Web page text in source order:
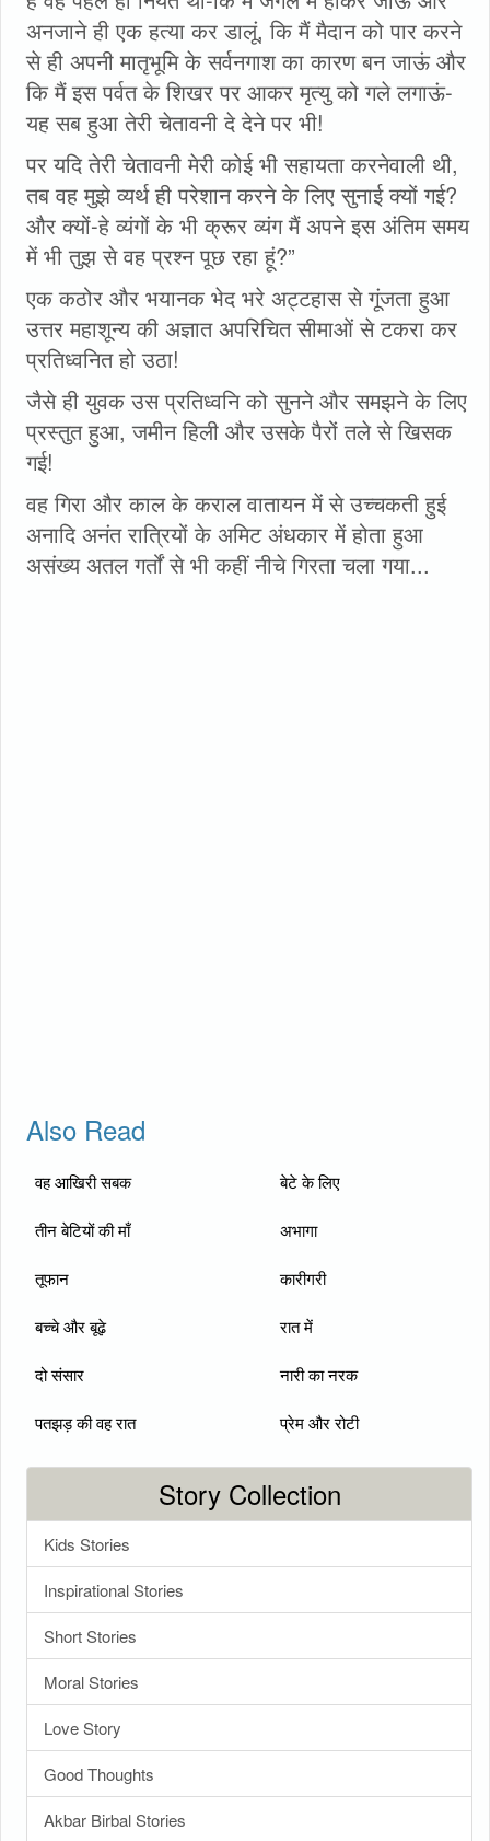
अनजाने ही एक हत्या कर डालूं, कि मैं मैदान को पार करने
से ही अपनी मातृभूमि के सर्वनगाश का कारण बन जाऊं और
कि मैं इस पर्वत के शिखर पर आकर मृत्यु को गले लगाऊं-
यह सब हुआ तेरी चेतावनी दे देने पर भी!
पर यदि तेरी चेतावनी मेरी कोई भी सहायता करनेवाली थी,
तब वह मुझे व्यर्थ ही परेशान करने के लिए सुनाई क्यों गई?
और क्‍यों-हे व्यंगों के भी क्रूर व्यंग मैं अपने इस अंतिम समय
में भी तुझ से वह प्रश्न पूछ रहा हूं?”
एक कठोर और भयानक भेद भरे अट्टहास से गूंजता हुआ
उत्तर महाशून्य की अज्ञात अपरिचित सीमाओं से टकरा कर
प्रतिध्वनित हो उठा!
जैसे ही युवक उस प्रतिध्वनि को सुनने और समझने के लिए
प्रस्तुत हुआ, जमीन हिली और उसके पैरों तले से खिसक
गई!
वह गिरा और काल के कराल वातायन में से उच्चकती हुई
अनादि अनंत रात्रियों के अमिट अंधकार में होता हुआ
असंख्य अतल गर्तों से भी कहीं नीचे गिरता चला गया...
Also Read
वह आखिरी सबक बेटे के लिए
तीन बेटियों की माँ अभागा
तूफान कारीगरी
बच्चे और बूढ़े रात में
दो संसार नारी का नरक
पतझड़ की वह रात प्रेम और रोटी
Story Collection
Kids Stories
Inspirational Stories
Short Stories
Moral Stories
Love Story
Good Thoughts
Akbar Birbal Stories